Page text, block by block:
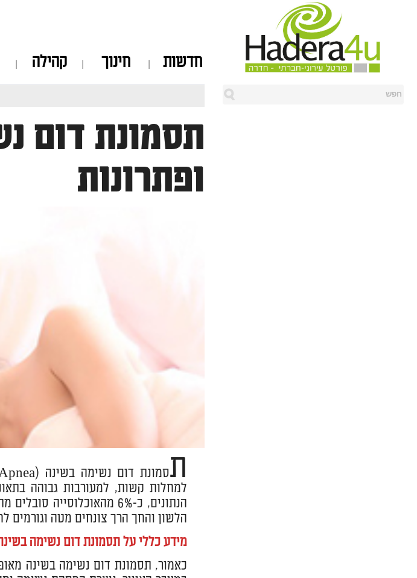
חדשות חינוך קהילה
תסמונת דום
ופתרונות
ת
למחלות קשות, למעורבות גבוהה
הנתונים, כ-6%
הלשון והחך הרך צונחים מטה וגורמים
מידע כללי על תסמונת דום נשימה
כאמור, תסמונת דום נשימה בשינה